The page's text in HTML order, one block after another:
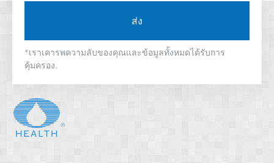
ส่ง
*เราเคารพความลับของคุณและข้อมูลทั้งหมดได้รับการ
คุ้มครอง.